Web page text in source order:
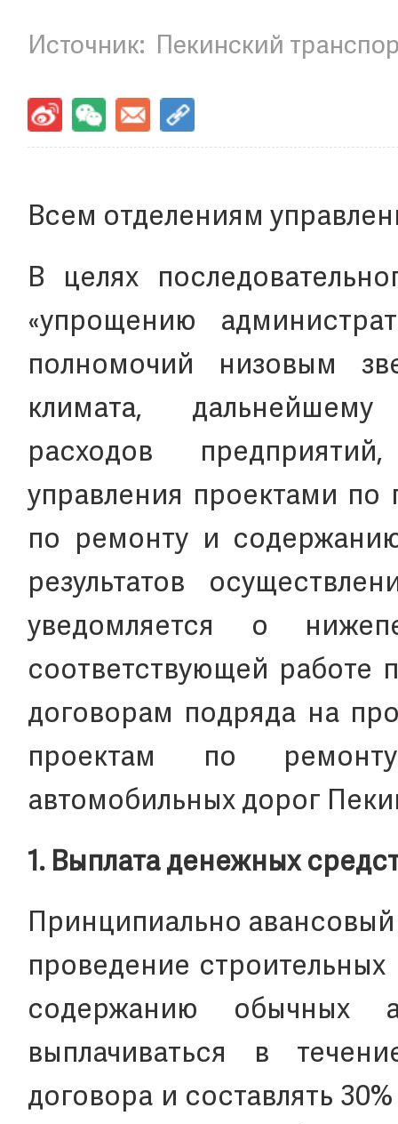
Источник: Пекинский
Всем отделениям
В целях
«упрощению
полномочий низовым
климата,
расходов
управления проектами по
по ремонту и
результатов
уведомляется о
соответствующей работе
договорам подряда на
проектам по
автомобильных дорог
1. Выплата денежных
Принципиально
проведение
содержанию обычных
выплачиваться в
договора и составлять